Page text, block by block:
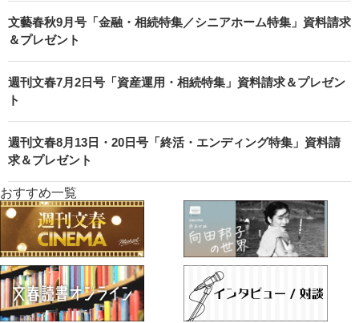
文藝春秋9月号「金融・相続特集／シニアホーム特集」資料請求
＆プレゼント
週刊文春7月2日号「資産運用・相続特集」資料請求＆プレゼン
ト
週刊文春8月13日・20日号「終活・エンディング特集」資料請
求＆プレゼント
おすすめ一覧